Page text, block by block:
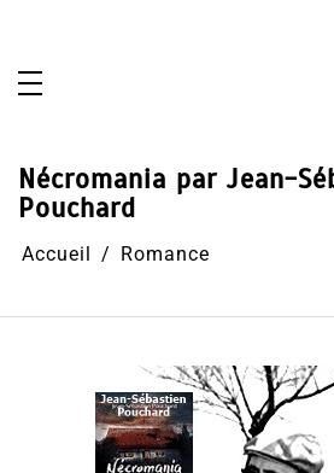
Nécromania par Jean-
Pouchard
Accueil Romance